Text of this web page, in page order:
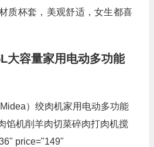
质杯套，美观舒适，女生都喜
大容量家用电动多功能
）绞肉机家用电动多功能
馅机削羊肉切菜碎肉打肉机搅
price="149"